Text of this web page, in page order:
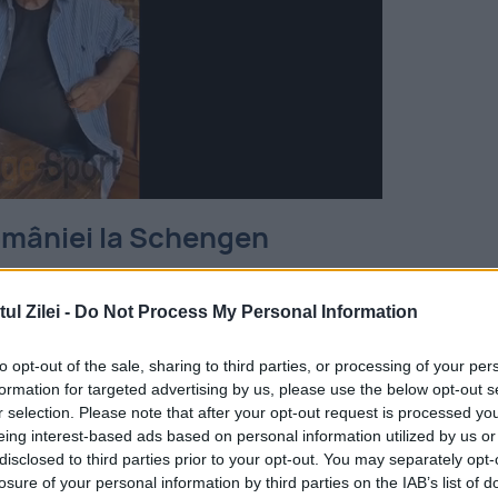
Zilei - Do Not Process My Personal Information
opt-out of the sale, sharing to third parties, or processing of your
for targeted advertising by us, please use the below opt-out
selection. Please note that after your opt-out request is processed
interest-based ads based on personal information utilized by us
to third parties prior to your opt-out. You may separately
of your personal information by third parties on the IAB’s list of
la Schengen
să adere complet la zona de liberă circulație
când Parlamentul European a jucat un rol
Justiție și Afaceri Interne din 10
bune obținute de România după
a frontierelor și după accederea la air-
al Parlamentului European.